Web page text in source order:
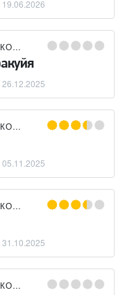
19.06.2026
WOLF'S BREWERY (ВОЛКОВСКАЯ ПИВОВАРНЯ)
26.12.2025
WOLF'S BREWERY (ВОЛКОВСКАЯ ПИВОВАРНЯ)
05.11.2025
WOLF'S BREWERY (ВОЛКОВСКАЯ ПИВОВАРНЯ)
31.10.2025
WOLF'S BREWERY (ВОЛКОВСКАЯ ПИВОВАРНЯ)